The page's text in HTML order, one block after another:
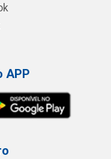
APP